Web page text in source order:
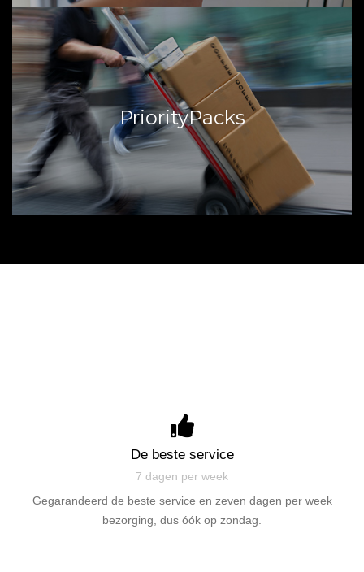
PriorityPacks
PriorityPacks
Het komt vaak voor dat uw zending of document er veel
eerder moet zijn dan onze standaard aflevertijd. Wij kunnen
uw documenten of pakketten dan ook afleveren vóór 12:00,
10:30 of zelfs vóór 09:00 uur.
Lees hier meer...
De beste service
7 dagen per week
Gegarandeerd de beste service en zeven dagen per week
bezorging, dus óók op zondag.